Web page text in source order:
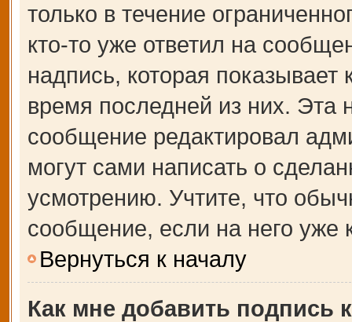
только в течение
кто-то уже ответил на
надпись, которая показывает
время последней из них. Эта
сообщение редактировал
могут сами написать о
усмотрению. Учтите, что
сообщение, если на него уже
Вернуться к началу
Как мне добавить подпись